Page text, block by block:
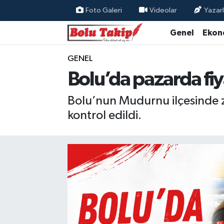
Foto Galeri Videolar
Genel
GENEL
Bolu’da pazarda
Bolu’nun Mudurnu
kontrol edildi.